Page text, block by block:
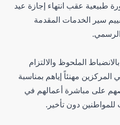
طبيعية عقب انتهاء إجازة عيد
سير الخدمات المقدمة
الرسمي.
الملحوظ والالتزام
المركزين مهنئاً إياهم بمناسبة
على مباشرة أعمالهم في
للمواطنين دون تأخير.